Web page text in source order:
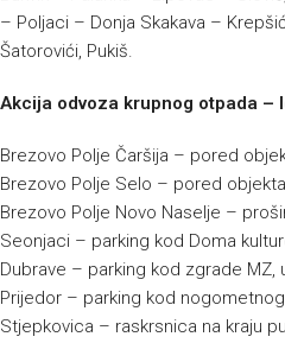
– Poljaci – Donja Skakava –
Šatorovići, Pukiš.
Akcija odvoza krupnog otpada –
Brezovo Polje Čaršija – pored
Brezovo Polje Selo – pored
Brezovo Polje Novo Naselje –
Seonjaci – parking kod Doma
Dubrave – parking kod zgrade
Prijedor – parking kod
Stjepkovica – raskrsnica na kraju